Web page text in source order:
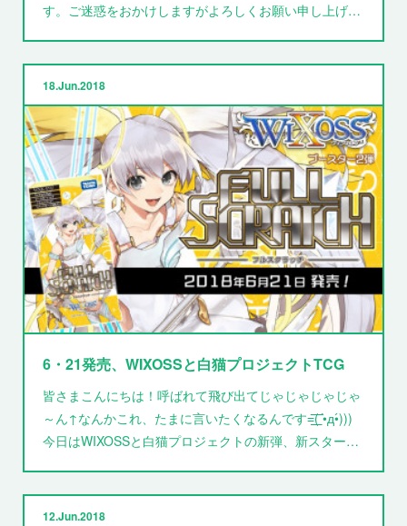
す。ご迷惑をおかけしますがよろしくお願い申し上げ…
18Jun2018
6・21発売、WIXOSSと白猫プロジェクトTCG
皆さまこんにちは！呼ばれて飛び出てじゃじゃじゃじゃ
～ん↑なんかこれ、たまに言いたくなるんです=͟͟͞͞( •̀д•́)))
今日はWIXOSSと白猫プロジェクトの新弾、新スター…
12Jun2018